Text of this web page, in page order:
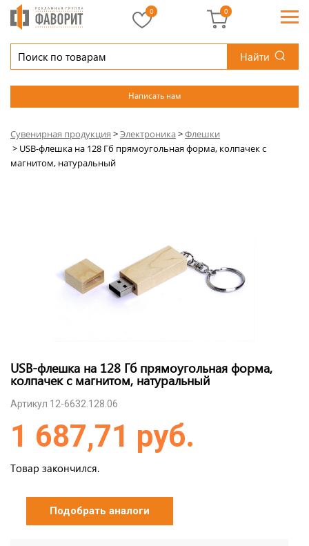
Найти
Написать нам
0 0
Сувенирная продукция >Электроника>Флешки
> USB-флешка на 128 Гб прямоугольная форма, колпачек с
магнитом, натуральный
USB-флешка на 128 Гб прямоугольная форма,
колпачек с магнитом, натуральный
Артикул 12-6632.128.06
1 687,71 руб.
Товар закончился.
Подобрать аналоги